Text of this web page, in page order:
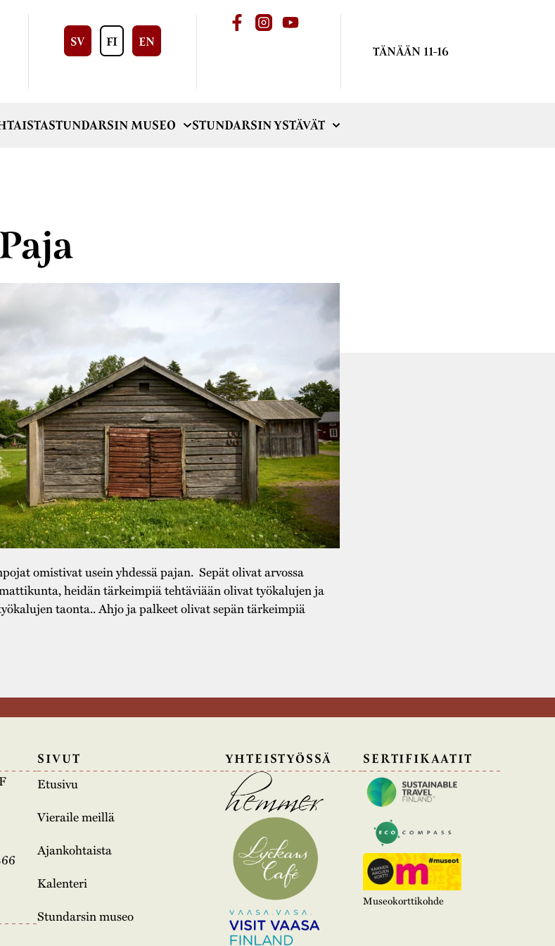
SV FI EN
TÄNÄÄN 11-16
STUNDARSIN MUSEO STUNDARSIN YSTÄVÄT
omistivat usein yhdessä pajan. Sepät olivat arvossa
heidän tärkeimpiä tehtäviään olivat työkalujen ja
taonta.. Ahjo ja palkeet olivat sepän tärkeimpiä
SIVUT
Etusivu
Vieraile meillä
Ajankohtaista
Kalenteri
Stundarsin museo
YHTEISTYÖSSÄ SERTIFIKAATIT
Museokorttikohde